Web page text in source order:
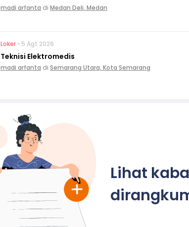
madi arfanta di Medan Deli, Medan
Loker • 5 Agt 2026
Teknisi Elektromedis
madi arfanta di Semarang Utara, Kota Semarang
Lihat